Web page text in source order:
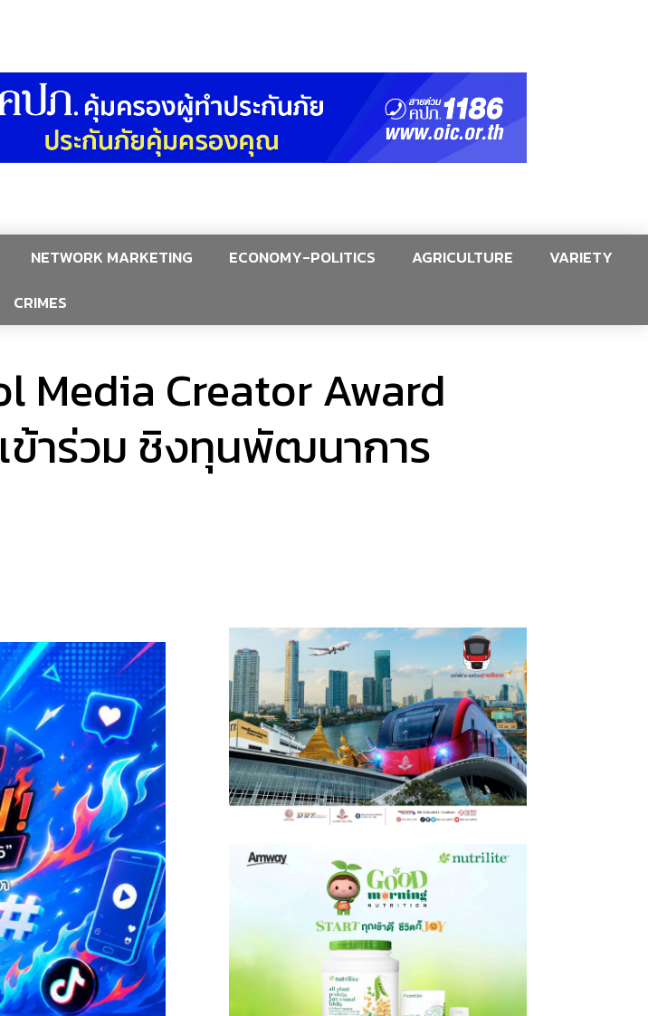
NETWORK MARKETING ECONOMY-POLITICS AGRICULTURE
VARIETY
CRIMES
Media Creator Award
ข้าร่วม ชิงทุนพัฒนาการ